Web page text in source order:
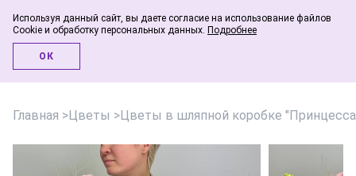
Главная >Цветы >Цветы в шляпной коробке
Используя данный сайт, вы даете согласие на использование файлов
Cookie и обработку персональных данных. Подробнее
ОК